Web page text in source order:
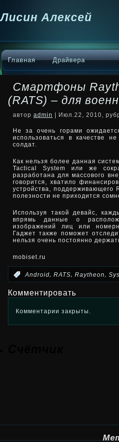
Лисин Алексей
Главная Драйвера
Смартфоны
(RATS) – для
автор admin | Июл.22, 2010,
Не за очень горами
использоваться в качестве
солдат.
Как нельзя более данная
Tactical System или же
разработана для массового
говорится, хватило
устройства, поддерживающего
полезности не приходится
Используя такой девайс,
впрямь данные о
изображений лиц или
Гаджет также поможет
нельзя очень постоянно
mobiset.ru
:Android, RATS, Raytheon,
Комментировать
Комментарии закрыты.